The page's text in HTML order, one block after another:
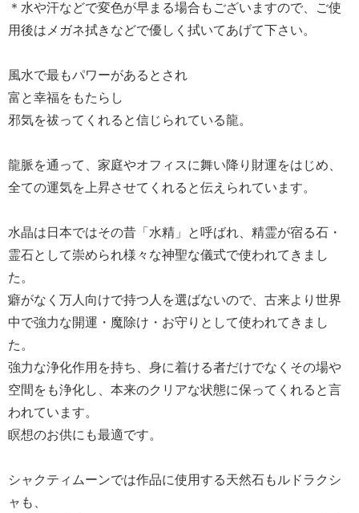
＊水や汗などで変色が早まる場合もございますので、ご使
用後はメガネ拭きなどで優しく拭いてあげて下さい。
風水で最もパワーがあるとされ
富と幸福をもたらし
邪気を祓ってくれると信じられている龍。
龍脈を通って、家庭やオフィスに舞い降り財運をはじめ、
全ての運気を上昇させてくれると伝えられています。
水晶は日本ではその昔「水精」と呼ばれ、精霊が宿る石・
霊石として崇められ様々な神聖な儀式で使われてきまし
た。
癖がなく万人向けで持つ人を選ばないので、古来より世界
中で強力な開運・魔除け・お守りとして使われてきまし
た。
強力な浄化作用を持ち、身に着ける者だけでなくその場や
空間をも浄化し、本来のクリアな状態に保ってくれると言
われています。
瞑想のお供にも最適です。
シャクティムーンでは作品に使用する天然石もルドラクシ
ャも、